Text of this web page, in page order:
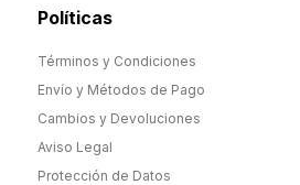
Políticas
Términos y Condiciones
Envío y Métodos de Pago
Cambios y Devoluciones
Aviso Legal
Protección de Datos